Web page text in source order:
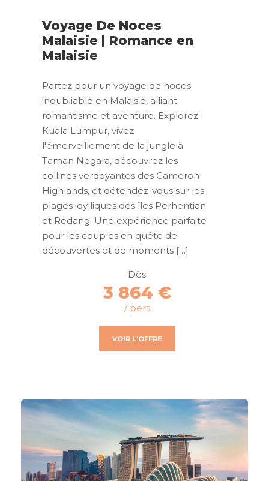
Voyage De Noces
Malaisie | Romance en
Malaisie
Partez pour un voyage de noces
inoubliable en Malaisie, alliant
romantisme et aventure. Explorez
Kuala Lumpur, vivez
l'émerveillement de la jungle à
Taman Negara, découvrez les
collines verdoyantes des Cameron
Highlands, et détendez-vous sur les
plages idylliques des îles Perhentian
et Redang. Une expérience parfaite
pour les couples en quête de
découvertes et de moments […]
Dès
3 864 €
/ pers
VOIR L'OFFRE